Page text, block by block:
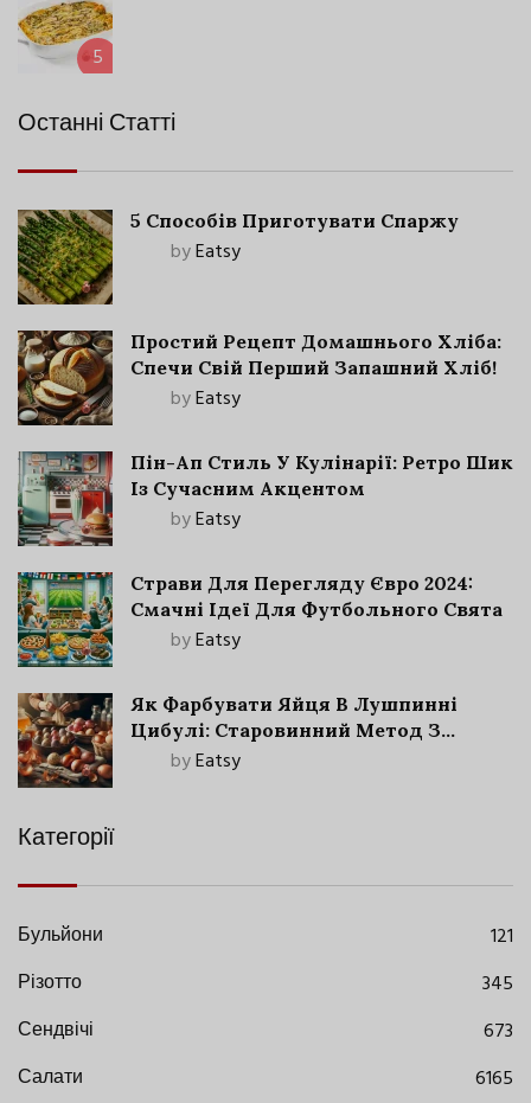
5
Останні Статті
5 Способів Приготувати Спаржу
byEatsy
Простий Рецепт Домашнього Хліба:
Спечи Свій Перший Запашний Хліб!
byEatsy
Пін-Ап Стиль У Кулінарії: Ретро Шик
Із Сучасним Акцентом
byEatsy
Страви Для Перегляду Євро 2024:
Смачні Ідеї Для Футбольного Свята
byEatsy
Як Фарбувати Яйця В Лушпинні
Цибулі: Старовинний Метод З
Сучасними Нюансами
byEatsy
Категорії
Бульйони
121
Різотто
345
Сендвічі
673
Салати
6165